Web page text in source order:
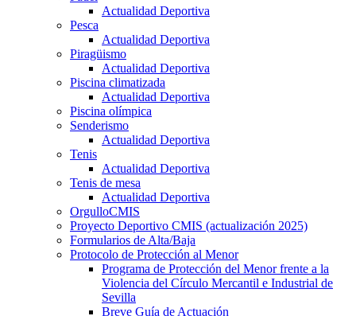
Actualidad Deportiva
Pesca
Actualidad Deportiva
Piragüismo
Actualidad Deportiva
Piscina climatizada
Actualidad Deportiva
Piscina olímpica
Senderismo
Actualidad Deportiva
Tenis
Actualidad Deportiva
Tenis de mesa
Actualidad Deportiva
OrgulloCMIS
Proyecto Deportivo CMIS (actualización 2025)
Formularios de Alta/Baja
Protocolo de Protección al Menor
Programa de Protección del Menor frente a la
Violencia del Círculo Mercantil e Industrial de
Sevilla
Breve Guía de Actuación